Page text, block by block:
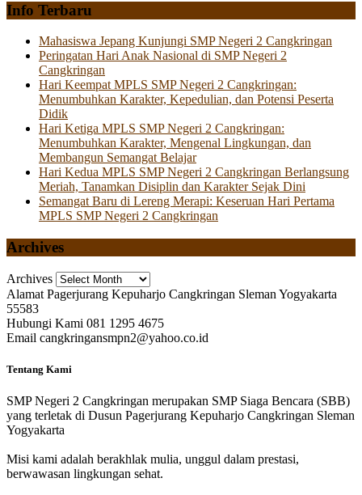
Info Terbaru
Mahasiswa Jepang Kunjungi SMP Negeri 2 Cangkringan
Peringatan Hari Anak Nasional di SMP Negeri 2
Cangkringan
Hari Keempat MPLS SMP Negeri 2 Cangkringan:
Menumbuhkan Karakter, Kepedulian, dan Potensi Peserta
Didik
Hari Ketiga MPLS SMP Negeri 2 Cangkringan:
Menumbuhkan Karakter, Mengenal Lingkungan, dan
Membangun Semangat Belajar
Hari Kedua MPLS SMP Negeri 2 Cangkringan Berlangsung
Meriah, Tanamkan Disiplin dan Karakter Sejak Dini
Semangat Baru di Lereng Merapi: Keseruan Hari Pertama
MPLS SMP Negeri 2 Cangkringan
Archives
Archives
Alamat Pagerjurang Kepuharjo Cangkringan Sleman Yogyakarta
55583
Hubungi Kami 081 1295 4675
Email cangkringansmpn2@yahoo.co.id
Tentang Kami
SMP Negeri 2 Cangkringan merupakan SMP Siaga Bencara (SBB)
yang terletak di Dusun Pagerjurang Kepuharjo Cangkringan Sleman
Yogyakarta
Misi kami adalah berakhlak mulia, unggul dalam prestasi,
berwawasan lingkungan sehat.